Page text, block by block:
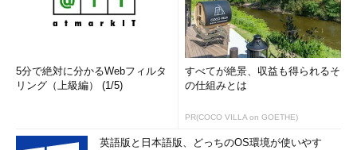
5分で絶対に分かるWebフィルタ
リング（上級編） (1/5)
すべてが絶景、収益も得られるそ
の仕組みとは
PR(COCO VILLA on GOETHE)
英語版と日本語版、どっちのOS環境が使いやす